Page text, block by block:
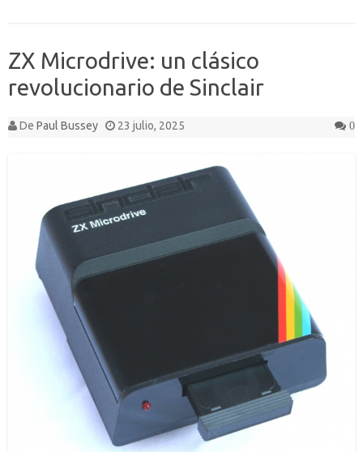
ZX Microdrive: un clásico
revolucionario de Sinclair
De Paul Bussey 23 julio, 2025 0